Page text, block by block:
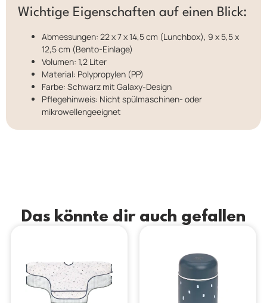
Wichtige Eigenschaften auf einen Blick:
Abmessungen: 22 x 7 x 14,5 cm (Lunchbox), 9 x 5,5 x
12,5 cm (Bento-Einlage)
Volumen: 1,2 Liter
Material: Polypropylen (PP)
Farbe: Schwarz mit Galaxy-Design
Pflegehinweis: Nicht spülmaschinen- oder
mikrowellengeeignet
Das könnte dir auch gefallen